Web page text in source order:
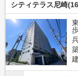
シティテラス尼崎